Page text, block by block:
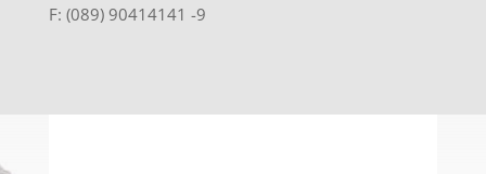
F: (089) 90414141 -9